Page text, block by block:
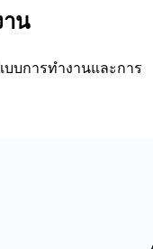
น
บการทำงานและการ